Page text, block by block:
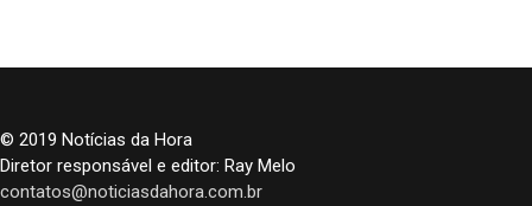
© 2019 Notícias da Hora
Diretor responsável e editor: Ray Melo
contatos@noticiasdahora.com.br